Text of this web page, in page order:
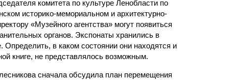
комитета по культуре Ленобласти по
историко-мемориальном и архитектурно-
«Музейного агентства» могут появиться
органов. Экспонаты хранились в
в каком состоянии они находятся и
книге, не представлялось возможным.
сначала обсудила план перемещения